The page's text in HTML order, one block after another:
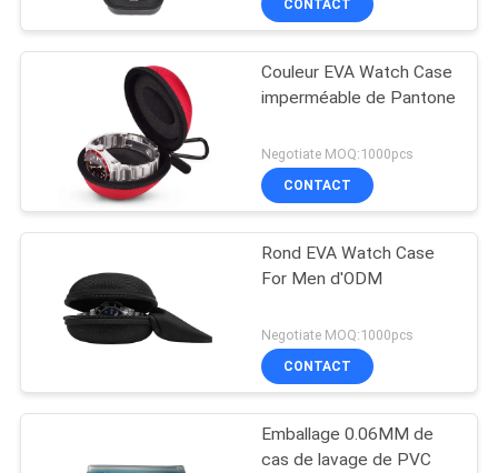
CONTACT
Couleur EVA Watch Case
imperméable de Pantone
Negotiate MOQ:1000pcs
CONTACT
Rond EVA Watch Case
For Men d'ODM
Negotiate MOQ:1000pcs
CONTACT
Emballage 0.06MM de
cas de lavage de PVC